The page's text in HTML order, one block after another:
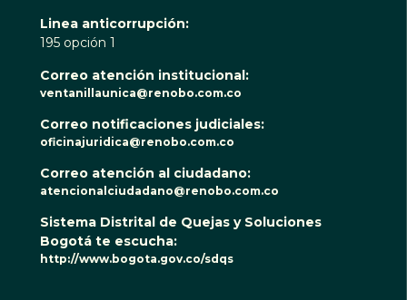
Linea anticorrupción:
195 opción 1
Correo atención institucional:
ventanillaunica@renobo.com.co
Correo notificaciones judiciales:
oficinajuridica@renobo.com.co
Correo atención al ciudadano:
atencionalciudadano@renobo.com.co
Sistema Distrital de Quejas y Soluciones
Bogotá te escucha:
http://www.bogota.gov.co/sdqs